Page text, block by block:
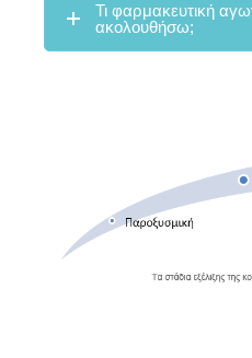
Τι φαρμακευτική
ακολουθήσω;